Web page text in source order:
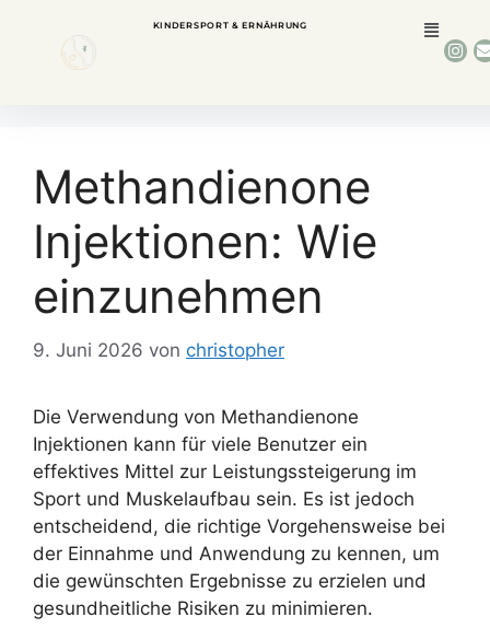
KINDERSPORT & ERNÄHRUNG
Methandienone
Injektionen: Wie
einzunehmen
9. Juni 2026 von christopher
Die Verwendung von Methandienone
Injektionen kann für viele Benutzer ein
effektives Mittel zur Leistungssteigerung im
Sport und Muskelaufbau sein. Es ist jedoch
entscheidend, die richtige Vorgehensweise bei
der Einnahme und Anwendung zu kennen, um
die gewünschten Ergebnisse zu erzielen und
gesundheitliche Risiken zu minimieren.